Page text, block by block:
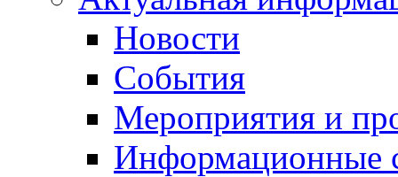
Новости
События
Мероприятия и
Информационные